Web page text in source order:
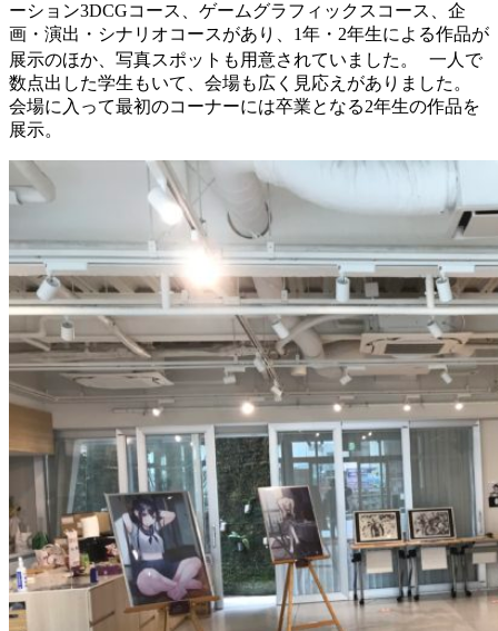
ーション3DCGコース、ゲームグラフィックスコース、企
画・演出・シナリオコースがあり、1年・2年生による作品が
展示のほか、写真スポットも用意されていました。 一人で
数点出した学生もいて、会場も広く見応えがありました。
会場に入って最初のコーナーには卒業となる2年生の作品を
展示。